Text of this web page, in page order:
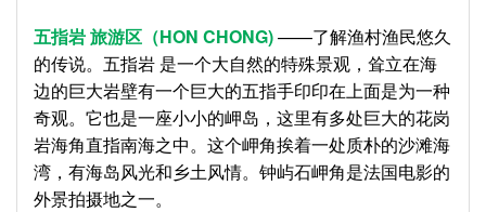
五指岩 旅游区（HON CHONG)——了解渔村渔民悠久
的传说。五指岩 是一个大自然的特殊景观，耸立在海
边的巨大岩壁有一个巨大的五指手印印在上面是为一种
奇观。它也是一座小小的岬岛，这里有多处巨大的花岗
岩海角直指南海之中。这个岬角挨着一处质朴的沙滩海
湾，有海岛风光和乡土风情。钟屿石岬角是法国电影的
外景拍摄地之一。